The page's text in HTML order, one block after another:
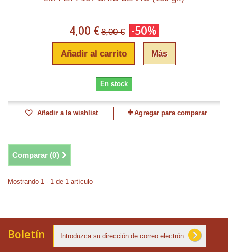
4,00 € 8,00 € -50%
Añadir al carrito Más
En stock
Añadir a la wishlist Agregar para comparar
Comparar (0)
Mostrando 1 - 1 de 1 artículo
Boletín